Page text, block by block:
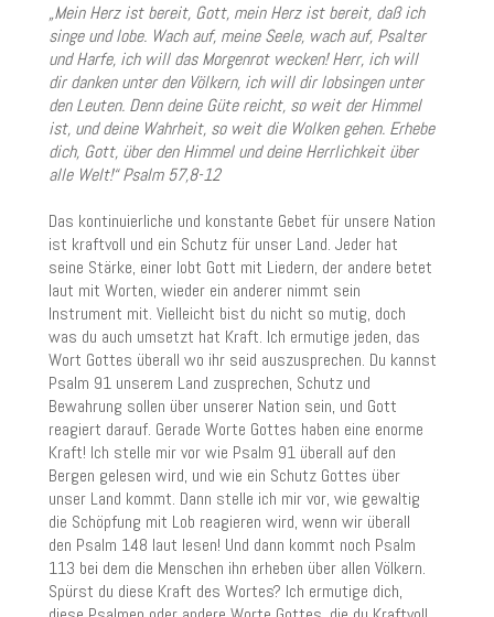
„Mein Herz ist bereit, Gott, mein Herz ist bereit, daß ich
singe und lobe. Wach auf, meine Seele, wach auf, Psalter
und Harfe, ich will das Morgenrot wecken! Herr, ich will
dir danken unter den Völkern, ich will dir lobsingen unter
den Leuten. Denn deine Güte reicht, so weit der Himmel
ist, und deine Wahrheit, so weit die Wolken gehen. Erhebe
dich, Gott, über den Himmel und deine Herrlichkeit über
alle Welt!“ Psalm 57,8-12
Das kontinuierliche und konstante Gebet für unsere Nation
ist kraftvoll und ein Schutz für unser Land. Jeder hat
seine Stärke, einer lobt Gott mit Liedern, der andere betet
laut mit Worten, wieder ein anderer nimmt sein
Instrument mit. Vielleicht bist du nicht so mutig, doch
was du auch umsetzt hat Kraft. Ich ermutige jeden, das
Wort Gottes überall wo ihr seid auszusprechen. Du kannst
Psalm 91 unserem Land zusprechen, Schutz und
Bewahrung sollen über unserer Nation sein, und Gott
reagiert darauf. Gerade Worte Gottes haben eine enorme
Kraft! Ich stelle mir vor wie Psalm 91 überall auf den
Bergen gelesen wird, und wie ein Schutz Gottes über
unser Land kommt. Dann stelle ich mir vor, wie gewaltig
die Schöpfung mit Lob reagieren wird, wenn wir überall
den Psalm 148 laut lesen! Und dann kommt noch Psalm
113 bei dem die Menschen ihn erheben über allen Völkern.
Spürst du diese Kraft des Wortes? Ich ermutige dich,